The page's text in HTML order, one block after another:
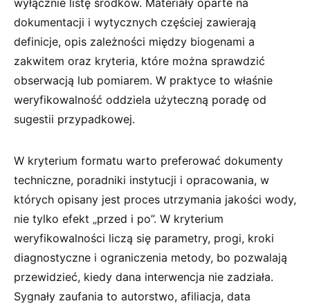
wyłącznie listę środków. Materiały oparte na
dokumentacji i wytycznych częściej zawierają
definicje, opis zależności między biogenami a
zakwitem oraz kryteria, które można sprawdzić
obserwacją lub pomiarem. W praktyce to właśnie
weryfikowalność oddziela użyteczną poradę od
sugestii przypadkowej.
W kryterium formatu warto preferować dokumenty
techniczne, poradniki instytucji i opracowania, w
których opisany jest proces utrzymania jakości wody,
nie tylko efekt „przed i po”. W kryterium
weryfikowalności liczą się parametry, progi, kroki
diagnostyczne i ograniczenia metody, bo pozwalają
przewidzieć, kiedy dana interwencja nie zadziała.
Sygnały zaufania to autorstwo, afiliacja, data